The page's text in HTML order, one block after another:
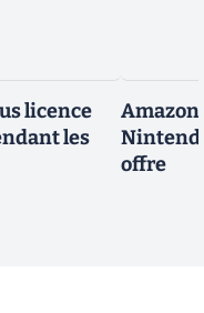
licence
les
offre